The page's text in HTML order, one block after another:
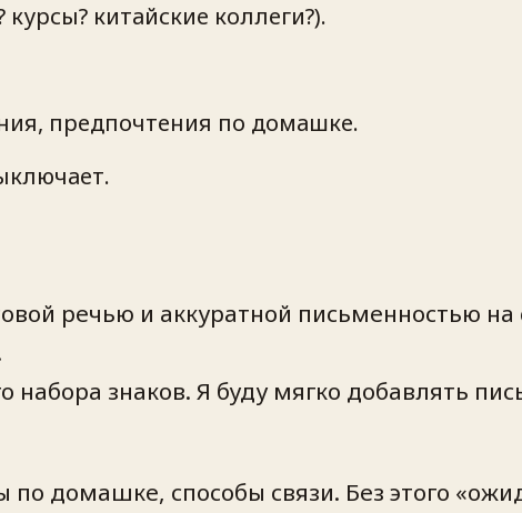
китайские коллеги?).
предпочтения по домашке.
речью и аккуратной письменностью на
набора знаков. Я буду мягко добавлять
домашке, способы связи. Без этого